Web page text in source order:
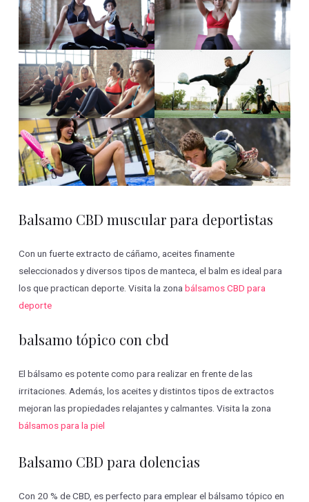
Balsamo CBD muscular para deportistas
Con un fuerte extracto de cáñamo, aceites finamente
seleccionados y diversos tipos de manteca, el balm es ideal para
los que practican deporte. Visita la zonabálsamos CBD para
deporte
balsamo tópico con cbd
El bálsamo es potente como para realizar en frente de las
irritaciones. Además, los aceites y distintos tipos de extractos
mejoran las propiedades relajantes y calmantes. Visita la zona
bálsamos para la piel
Balsamo CBD para dolencias
Con 20 % de CBD, es perfecto para emplear el bálsamo tópico en